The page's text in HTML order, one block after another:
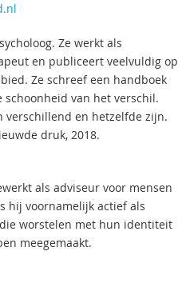
Ze werkt als
en publiceert veelvuldig op
Ze schreef een handboek
van het verschil.
verschillend en hetzelfde zijn.
druk, 2018.
als adviseur voor mensen
hij voornamelijk actief als
worstelen met hun identiteit
meegemaakt.